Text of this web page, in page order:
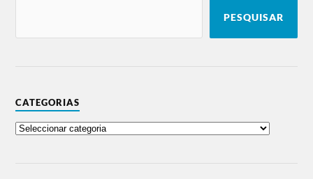
PESQUISAR
CATEGORIAS